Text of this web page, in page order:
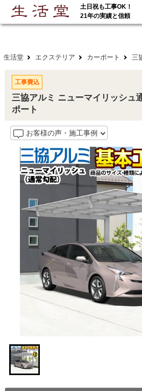
ご利用 288万･工事実績117万件!
土日祝も工事OK！
21年の実績と信頼
生活堂 エクステリア カーポート 三
工事費込
三協アルミ ニューマイリッシュ
ポート
お客様の声・施工事例